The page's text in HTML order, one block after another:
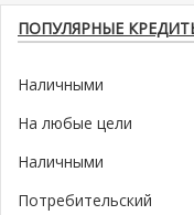
ПОПУЛЯРНЫЕ
Наличными
На любые цели
Наличными
Потребительский